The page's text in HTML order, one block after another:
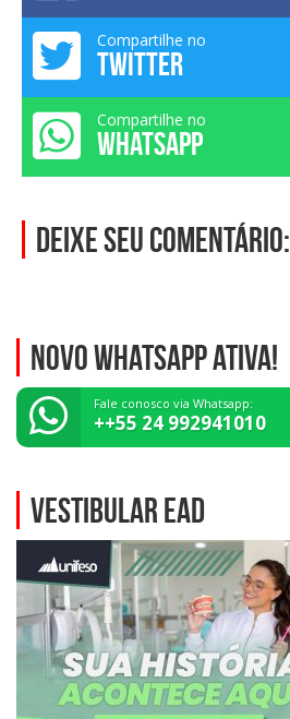
Compartilhe no
TWITTER
Compartilhe no
WHATSAPP
Deixe seu comentário:
NOVO WHATSAPP ATIVA!
Fale conosco via Whatsapp:
++55 24 992941010
VESTIBULAR EAD